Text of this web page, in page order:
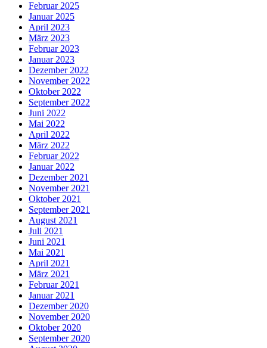
Februar 2025
Januar 2025
April 2023
März 2023
Februar 2023
Januar 2023
Dezember 2022
November 2022
Oktober 2022
September 2022
Juni 2022
Mai 2022
April 2022
März 2022
Februar 2022
Januar 2022
Dezember 2021
November 2021
Oktober 2021
September 2021
August 2021
Juli 2021
Juni 2021
Mai 2021
April 2021
März 2021
Februar 2021
Januar 2021
Dezember 2020
November 2020
Oktober 2020
September 2020